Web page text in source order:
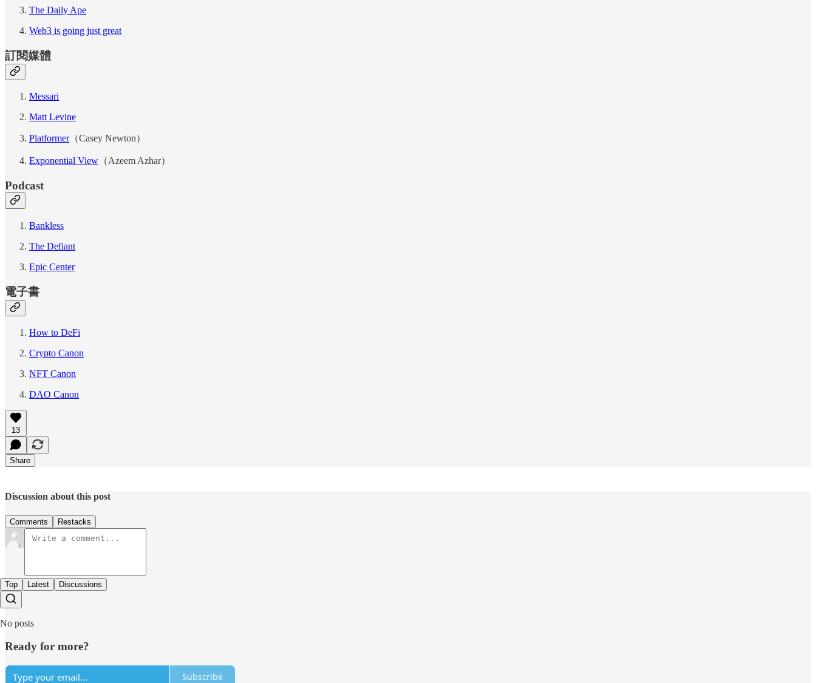
The Daily Ape
Web3 is going just great
訂閱媒體
Messari
Matt Levine
Platformer（Casey Newton）
Exponential View （Azeem Azhar）
Podcast
Bankless
The Defiant
Epic Center
電子書
How to DeFi
Crypto Canon
NFT Canon
DAO Canon
13
Share
Discussion about this post
Comments Restacks
Top Latest Discussions
No posts
Ready for more?
Subscribe